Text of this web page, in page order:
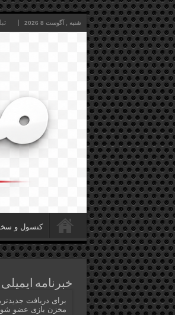
شنبه , آگوست 8 2026
کنسول و
خبرنامه ایمیلی
برای دریافت
مخزن بازی عضو